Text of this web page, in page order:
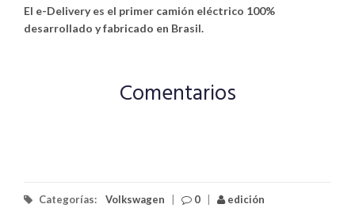
El e-Delivery es el primer camión eléctrico 100%
desarrollado y fabricado en Brasil.
Comentarios
Categorías: Volkswagen 0 edición